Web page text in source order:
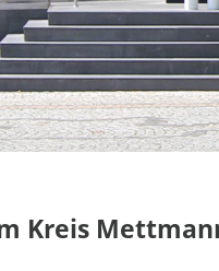
Kreis